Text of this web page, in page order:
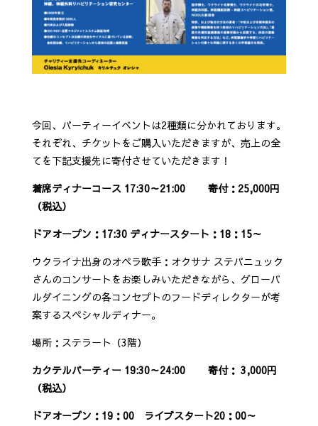
今回、パーティーイベントは2種類に分かれております。
それぞれ、チケットをご購入いただきますが、売上の全
てを下記支援先に寄付させていただきます！
着席ディナーコース 17:30～21:00 寄付：25,000円
（税込）
ドアオープン：17:30 ディナースタート：18：15～
ウクライナ出身のオペラ歌手：オクサナ ステパニュック
さんのコンサートをお楽しみいただきながら、グローバ
ルダイニングの各コンセプトのフードディレクターが考
案するスペシャルディナー。
場所：ステラート（3階）
カクテルパーティー 19:30～24:00 寄付： 3,000円
（税込）
ドアオープン：19：00 ライブスタート20：00～